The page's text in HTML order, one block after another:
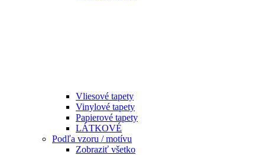
Vliesové tapety
Vinylové tapety
Papierové tapety
LÁTKOVÉ
Podľa vzoru / motívu
Zobraziť všetko